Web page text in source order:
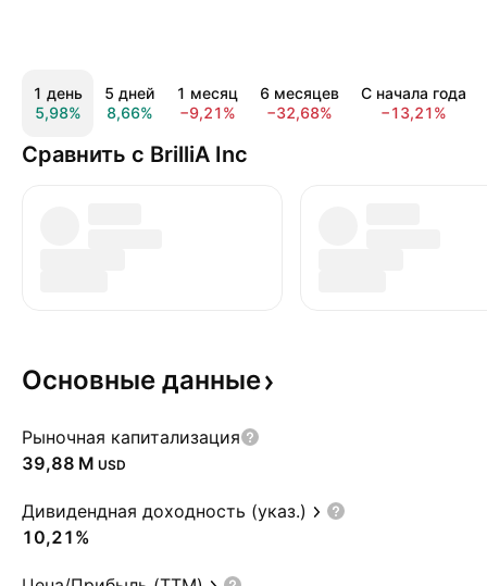
1 день
5,98%
5 дней
8,66%
1 месяц
−9,21%
6 месяцев
−32,68%
С начала года
−13,21%
Сравнить с BrilliA Inc
Основные данные
Рыночная капитализация
‪39,88 M‬ USD
Дивидендная доходность (указ.)
10,21%